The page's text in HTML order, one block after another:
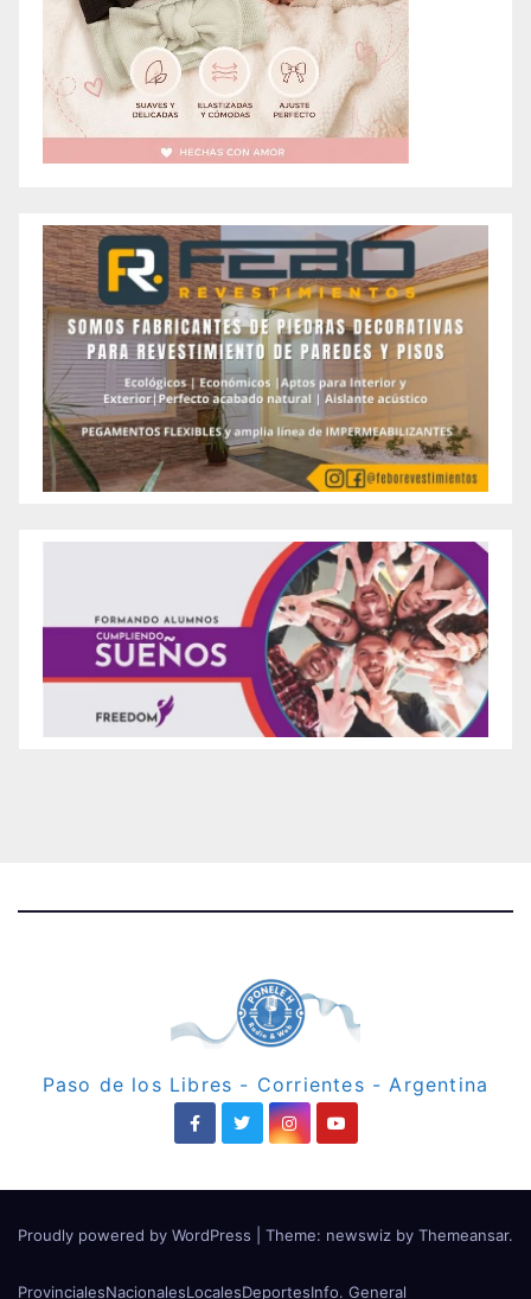
Paso de los Libres - Corrientes - Argentina
Proudly powered by WordPress Theme: newswiz by Themeansar.
ProvincialesNacionalesLocalesDeportesInfo. General